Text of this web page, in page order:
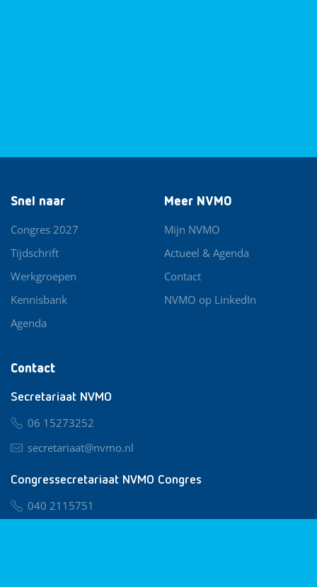
Contact
Secretariaat NVMO
06 15273252
secretariaat@nvmo.nl
Congressecretariaat NVMO Congres
040 2115751
Snel naar
Congres 2027
Tijdschrift
Werkgroepen
Kennisbank
Agenda
Meer NVMO
Mijn NVMO
Actueel & Agenda
Contact
NVMO op LinkedIn